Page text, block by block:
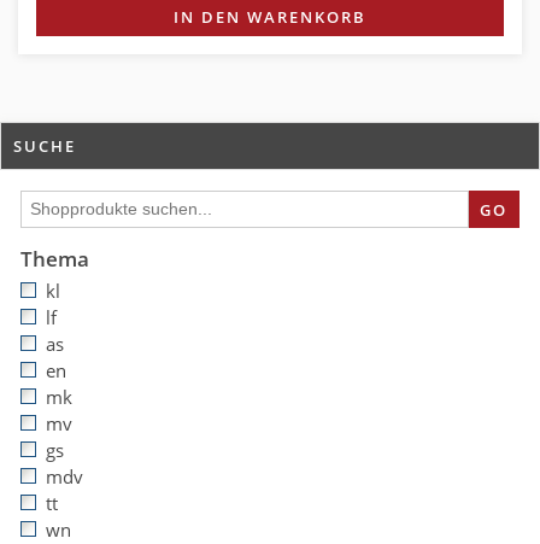
IN DEN WARENKORB
SUCHE
GO
Thema
kl
lf
as
en
mk
mv
gs
mdv
tt
wn